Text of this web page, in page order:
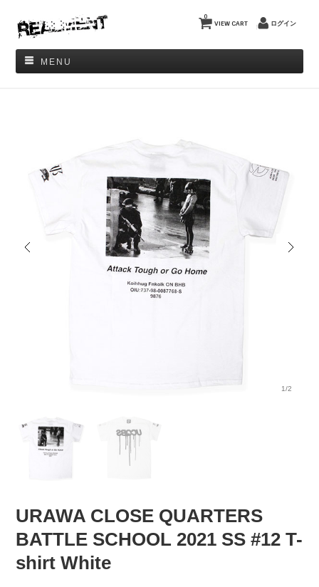
VIEW CART
0
ログイン
MENU
1/2
URAWA CLOSE QUARTERS
BATTLE SCHOOL 2021 SS #12 T-
shirt White